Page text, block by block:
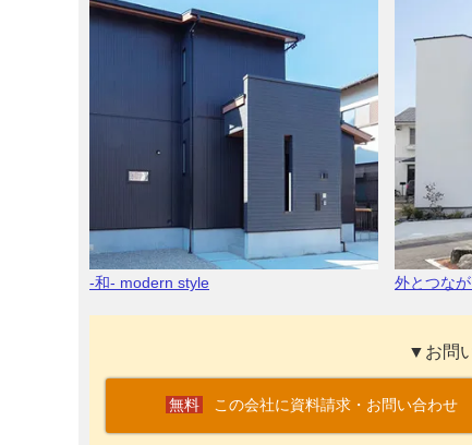
-和- modern style 外とつな
▼お問
この会社に資料請求・お問い合わせ